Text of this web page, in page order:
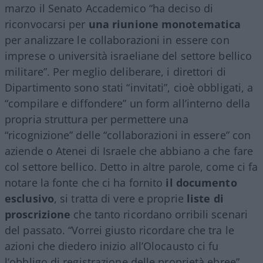
marzo il Senato Accademico “ha deciso di
riconvocarsi per una riunione monotematica
per analizzare le collaborazioni in essere con
imprese o università israeliane del settore bellico
militare”. Per meglio deliberare, i direttori di
Dipartimento sono stati “invitati”, cioè obbligati, a
“compilare e diffondere” un form all’interno della
propria struttura per permettere una
“ricognizione” delle “collaborazioni in essere” con
aziende o Atenei di Israele che abbiano a che fare
col settore bellico. Detto in altre parole, come ci fa
notare la fonte che ci ha fornito il documento
esclusivo, si tratta di vere e proprie liste di
proscrizione che tanto ricordano orribili scenari
del passato. “Vorrei giusto ricordare che tra le
azioni che diedero inizio all’Olocausto ci fu